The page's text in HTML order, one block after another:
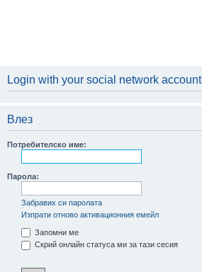
Login with your social network account
Влез
Потребителско име:
Парола:
Забравих си паролата
Изпрати отново активационния емейл
Запомни ме
Скрий онлайн статуса ми за тази сесия